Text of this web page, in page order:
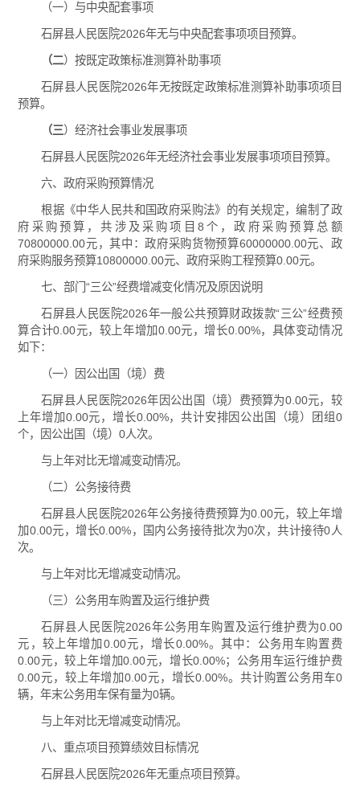
（一）与中央配套事项
石屏县人民医院2026年无与中央配套事项项目预算。
（二）按既定政策标准测算补助事项
石屏县人民医院2026年无按既定政策标准测算补助事项项目
预算。
（三）经济社会事业发展事项
石屏县人民医院2026年无经济社会事业发展事项项目预算。
六、政府采购预算情况
根据《中华人民共和国政府采购法》的有关规定，编制了政
府采购预算，共涉及采购项目8个，政府采购预算总额
70800000.00元，其中：政府采购货物预算60000000.00元、政
府采购服务预算10800000.00元、政府采购工程预算0.00元。
七、部门“三公”经费增减变化情况及原因说明
石屏县人民医院2026年一般公共预算财政拨款“三公”经费预
算合计0.00元，较上年增加0.00元，增长0.00%，具体变动情况
如下：
（一）因公出国（境）费
石屏县人民医院2026年因公出国（境）费预算为0.00元，较
上年增加0.00元，增长0.00%，共计安排因公出国（境）团组0
个，因公出国（境）0人次。
与上年对比无增减变动情况。
（二）公务接待费
石屏县人民医院2026年公务接待费预算为0.00元，较上年增
加0.00元，增长0.00%，国内公务接待批次为0次，共计接待0人
次。
与上年对比无增减变动情况。
（三）公务用车购置及运行维护费
石屏县人民医院2026年公务用车购置及运行维护费为0.00
元，较上年增加0.00元，增长0.00%。其中：公务用车购置费
0.00元，较上年增加0.00元，增长0.00%；公务用车运行维护费
0.00元，较上年增加0.00元，增长0.00%。共计购置公务用车0
辆，年末公务用车保有量为0辆。
与上年对比无增减变动情况。
八、重点项目预算绩效目标情况
石屏县人民医院2026年无重点项目预算。